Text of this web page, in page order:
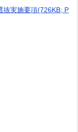
抜実施要項(726KB; P